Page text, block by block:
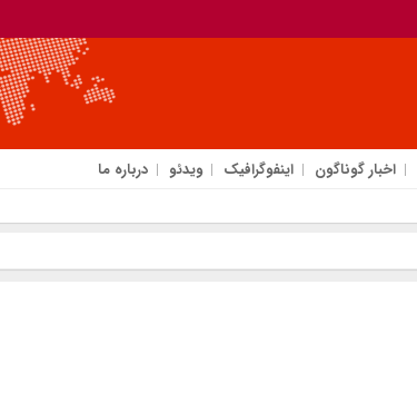
اخبار گوناگون اینفوگرافیک ویدئو درباره ما